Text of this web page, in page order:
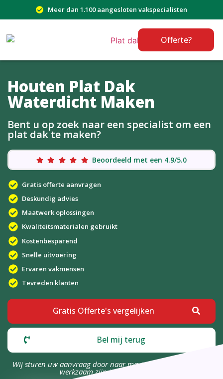
Meer dan 1.100 aangesloten vakspecialisten
Offerte?
Houten Plat Dak
Waterdicht Maken
Bent u op zoek naar een specialist om een
plat dak te maken?
Beoordeeld met een 4.9/5.0
Gratis offerte aanvragen
Deskundig advies
Maatwerk oplossingen
Kwaliteitsmaterialen gebruikt
Kostenbesparend
Snelle uitvoering
Ervaren vakmensen
Tevreden klanten
Gratis Offerte's vergelijken
Bel mij terug
Wij sturen uw aanvraag door naar maximaal 4 bedrijven die
werkzaam zijn in uw omgeving.